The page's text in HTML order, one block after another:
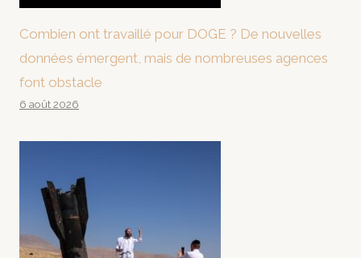
Combien ont travaillé pour DOGE ? De nouvelles
données émergent, mais de nombreuses agences
font obstacle
6 août 2026